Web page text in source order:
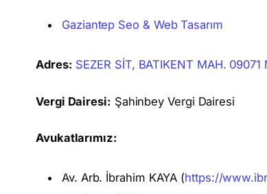
Gaziantep Seo & Web Tasarım
Adres: SEZER SİT, BATIKENT MAH.
Vergi Dairesi: Şahinbey Vergi Dairesi
Avukatlarımız:
Av. Arb. İbrahim KAYA (https://